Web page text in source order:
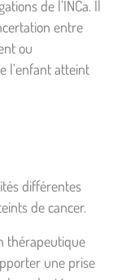
de l’INCa. Il
entre
ou
l’enfant atteint
différentes
de cancer.
thérapeutique
une prise